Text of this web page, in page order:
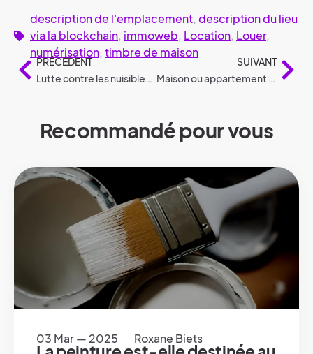
description de l'emplacement,description du lieu
via la blockchain, immoweb, Location, Louer,
numérisation,timbre de maison
PRÉCÉDENT
Lutte contre les nuisibles : Conseils pratiques par animal
SUIVANT
Maison ou appartement imprimé en 3D : tout ce que vous devez savoir
Recommandé pour vous
03 Mar — 2025 Roxane Biets